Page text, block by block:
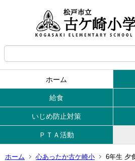
ホーム
給食
いじめ防止対策
ＰＴＡ活動
ホーム 心あったか古ケ崎小 6年生 夕